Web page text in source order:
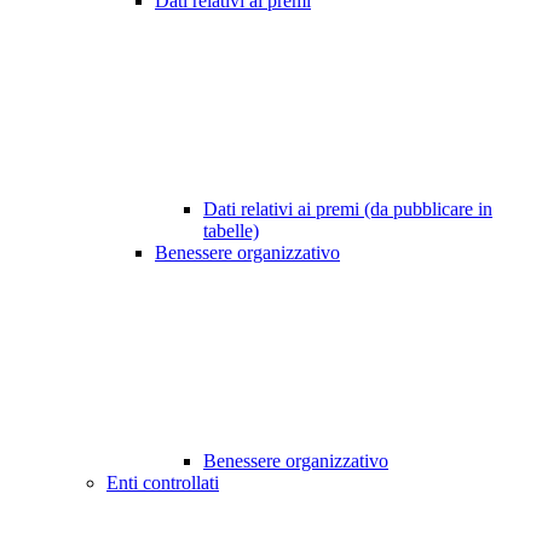
Dati relativi ai premi (da pubblicare in
tabelle)
Benessere organizzativo
Benessere organizzativo
Enti controllati